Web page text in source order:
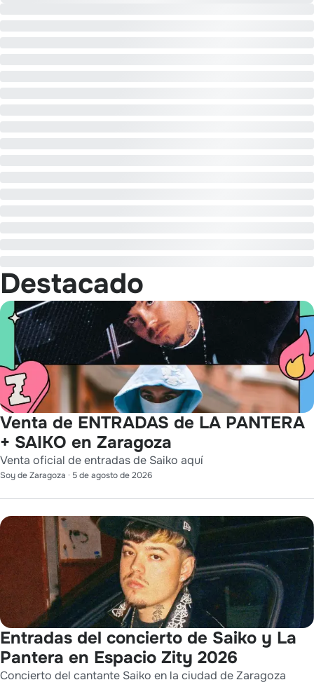
Destacado
Venta de ENTRADAS de LA PANTERA
+ SAIKO en Zaragoza
Venta oficial de entradas de Saiko aquí
Soy de Zaragoza · 5 de agosto de 2026
Entradas del concierto de Saiko y La
Pantera en Espacio Zity 2026
Concierto del cantante Saiko en la ciudad de Zaragoza